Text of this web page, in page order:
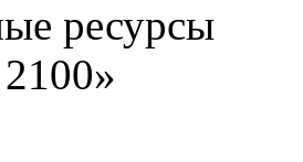
ресурсы